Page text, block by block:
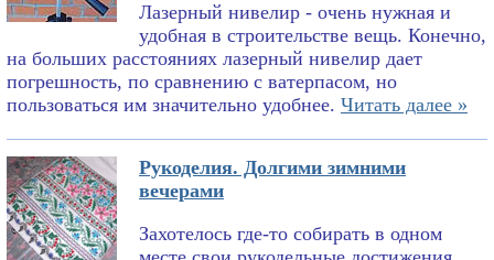
Лазерный нивелир - очень нужная и
удобная в строительстве вещь. Конечно,
на больших расстояниях лазерный нивелир дает
погрешность, по сравнению с ватерпасом, но
пользоваться им значительно удобнее. Читать далее »
Рукоделия. Долгими зимними
вечерами
Захотелось где-то собирать в одном